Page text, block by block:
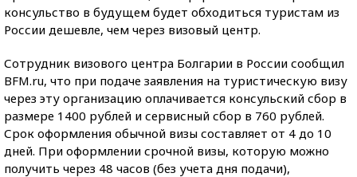
консульство в будущем будет обходиться туристам из
России дешевле, чем через визовый центр.
Сотрудник визового центра Болгарии в России сообщил
BFM.ru, что при подаче заявления на туристическую визу
через эту организацию оплачивается консульский сбор в
размере 1400 рублей и сервисный сбор в 760 рублей.
Срок оформления обычной визы составляет от 4 до 10
дней. При оформлении срочной визы, которую можно
получить через 48 часов (без учета дня подачи),